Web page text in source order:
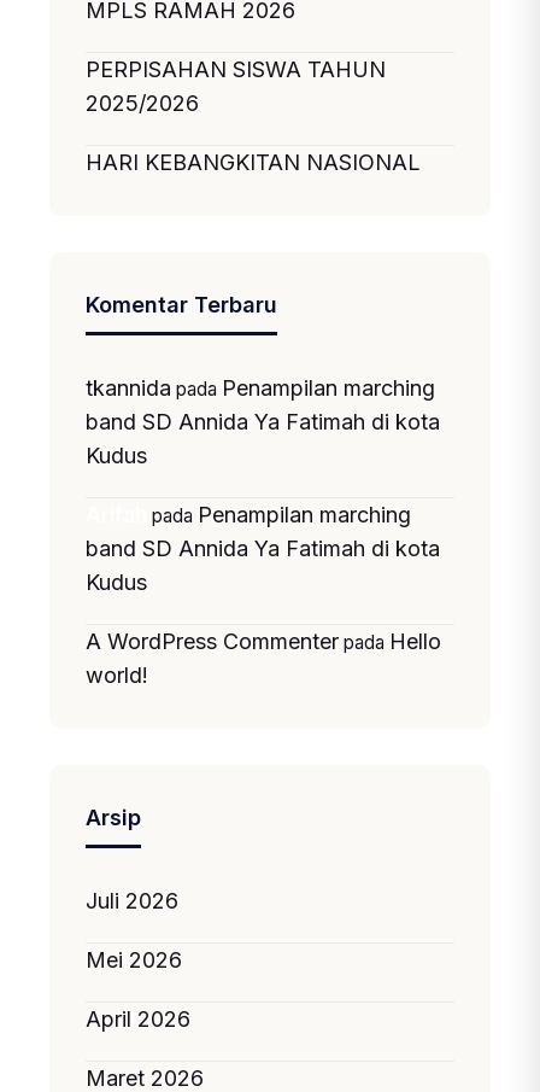
MPLS RAMAH 2026
PERPISAHAN SISWA TAHUN
2025/2026
HARI KEBANGKITAN NASIONAL
Komentar Terbaru
tkannida pada Penampilan marching
band SD Annida Ya Fatimah di kota
Kudus
pada Penampilan marching
band SD Annida Ya Fatimah di kota
Kudus
A WordPress Commenter pada Hello
world!
Arsip
Juli 2026
Mei 2026
April 2026
Maret 2026